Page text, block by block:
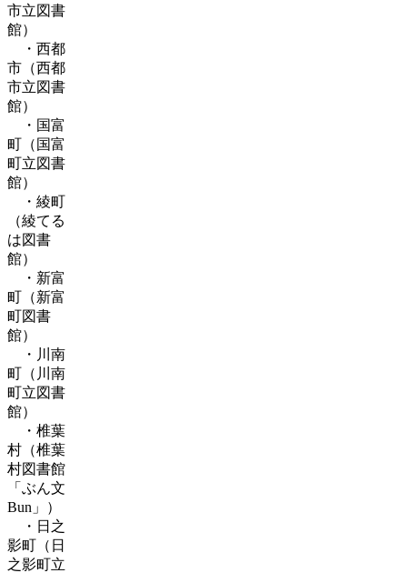
市立図書
館）
・西都
市（西都
市立図書
館）
・国富
町（国富
町立図書
館）
・綾町
（綾てる
は図書
館）
・新富
町（新富
町図書
館）
・川南
町（川南
町立図書
館）
・椎葉
村（椎葉
村図書館
「ぶん文
Bun」）
・日之
影町（日
之影町立